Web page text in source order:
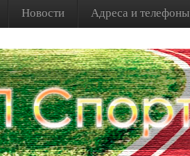
Новости Адреса и телефоны